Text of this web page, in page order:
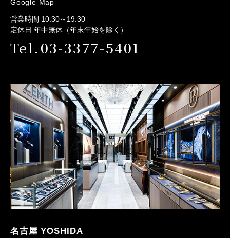
Google Map
営業時間 10:30～19:30
定休日 年中無休（年末年始を除く）
Tel.03-3377-5401
名古屋 YOSHIDA